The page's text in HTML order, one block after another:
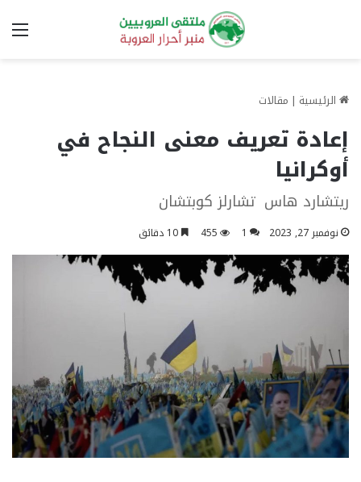
الرئيسية | مقالات
إعادة تعريف معنى النجاح في
أوكرانيا
ريتشارد هاس تشارلز كوبتشان
نوفمبر 27, 2023 1
455